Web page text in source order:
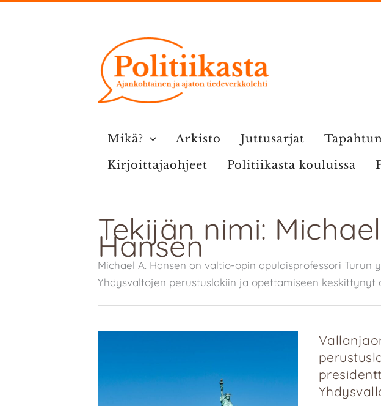
Mikä? Arkisto Juttusarjat
Kirjoittajaohjeet
Politiikasta kouluissa
Tekijän nimi:
Hansen
Michael A. Hansen on valtio-opin apulaisprofessori Turun
Yhdysvaltojen perustuslakiin ja opettamiseen keskittynyt